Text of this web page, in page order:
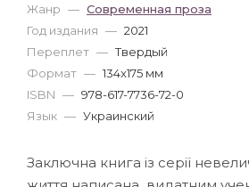
Жанр — Современная проза
Год издания — 2021
Переплет — Твердый
Формат — 134x175 мм
ISBN — 978-617-7736-72-0
Язык — Украинский
Заключна книга із серії